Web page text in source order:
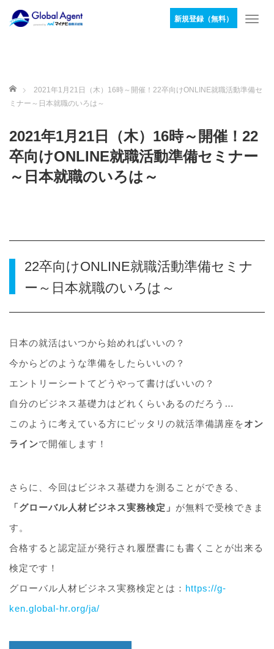
新規登録（無料）
T
e
i
ホーム
2021年1月21日（木）16時～開催！22卒向けONLINE就職活動準備セ
ミナー～日本就職のいろは～
2021年1月21日（木）16時～開催！22
卒向けONLINE就職活動準備セミナー
～日本就職のいろは～
22卒向けONLINE就職活動準備セミナ
ー～日本就職のいろは～
日本の就活はいつから始めればいいの？
今からどのような準備をしたらいいの？
エントリーシートてどうやって書けばいいの？
自分のビジネス基礎力はどれくらいあるのだろう…
このように考えている方にピッタリの就活準備講座をオン
ラインで開催します！
さらに、今回はビジネス基礎力を測ることができる、
「グローバル人材ビジネス実務検定」 が無料で受検できま
す。
合格すると認定証が発行され履歴書にも書くことが出来る
検定です！
グローバル人材ビジネス実務検定とは： https://g-
ken.global-hr.org/ja/